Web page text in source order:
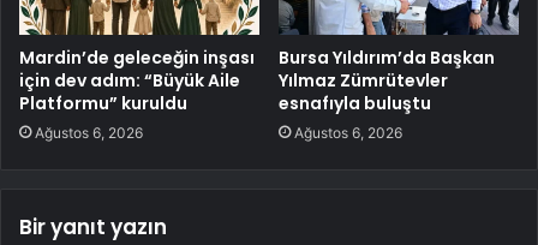
Mardin’de geleceğin inşası
için dev adım: “Büyük Aile
Platformu” kuruldu
Ağustos 6, 2026
Bursa Yıldırım’da Başkan
Yılmaz Zümrütevler
esnafıyla buluştu
Ağustos 6, 2026
Bir yanıt yazın